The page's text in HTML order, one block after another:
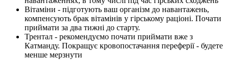
Вітаміни - підготують ваш організм до навантажень,
компенсують брак вітамінів у гірському раціоні. Почати
приймати за два тижні до старту.
Трентал - рекомендуємо почати приймати вже з
Катманду. Покращує кровопостачання переферії - будете
менше мерзнути